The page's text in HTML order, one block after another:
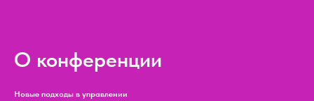
О конференции
Новые подходы в управлении